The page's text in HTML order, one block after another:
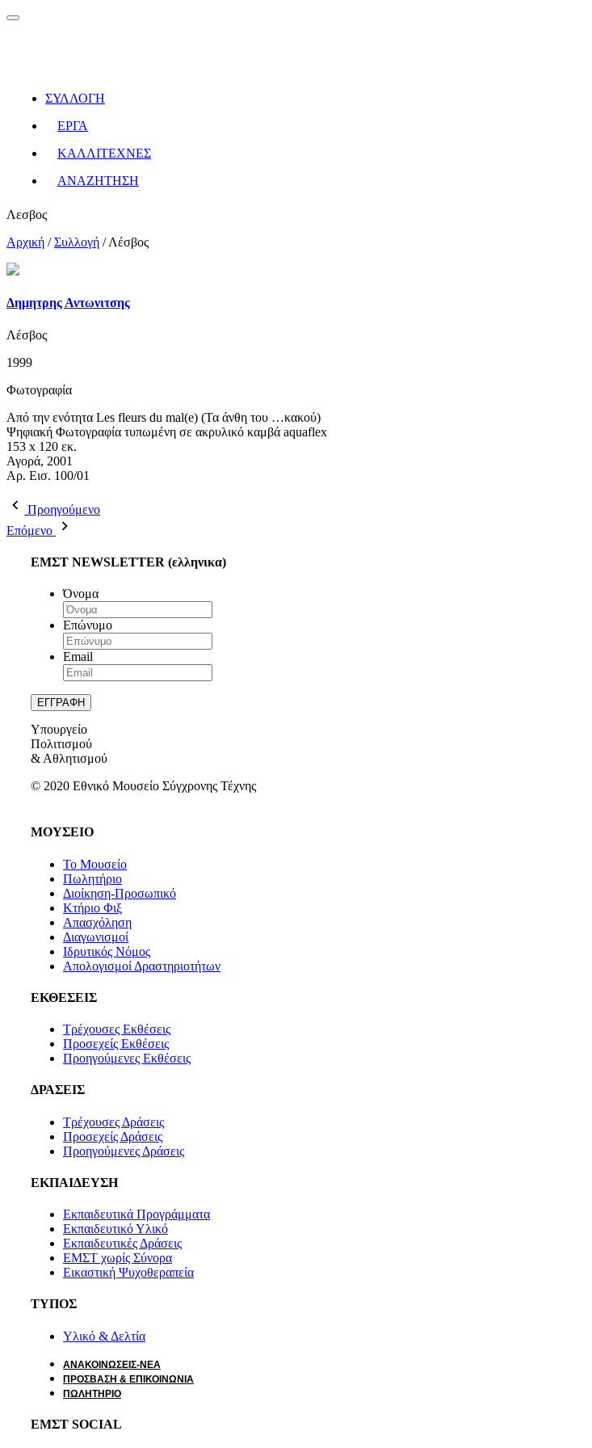
ΣΥΛΛΟΓΗ
ΕΡΓΑ
ΚΑΛΛΙΤΕΧΝΕΣ
ΑΝΑΖΗΤΗΣΗ
Λεσβος
Αρχική /Συλλογή /Λέσβος
Δημητρης Αντωνιτσης
Λέσβος
1999
Φωτογραφία
Από την ενότητα Les fleurs du mal(e) (Τα άνθη του …κακού)
Ψηφιακή Φωτογραφία τυπωμένη σε ακρυλικό καμβά aquaflex
153 x 120 εκ.
Αγορά, 2001
Αρ. Εισ. 100/01
Προηγούμενο
Επόμενο
ΕΜΣΤ NEWSLETTER (ελληνικα)
Όνομα
Επώνυμο
Email
Υπουργείο
Πολιτισμού
& Αθλητισμού
© 2020 Εθνικό Μουσείο Σύγχρονης Τέχνης
ΜΟΥΣΕΙΟ
Το Μουσείο
Πωλητήριο
Διοίκηση-Προσωπικό
Κτήριο Φιξ
Απασχόληση
Διαγωνισμοί
Ιδρυτικός Νόμος
Απολογισμοί Δραστηριοτήτων
ΕΚΘΕΣΕΙΣ
Τρέχουσες Εκθέσεις
Προσεχείς Εκθέσεις
Προηγούμενες Εκθέσεις
ΔΡΑΣΕΙΣ
Τρέχουσες Δράσεις
Προσεχείς Δράσεις
Προηγούμενες Δράσεις
ΕΚΠΑΙΔΕΥΣΗ
Εκπαιδευτικά Προγράμματα
Εκπαιδευτικό Υλικό
Εκπαιδευτικές Δράσεις
ΕΜΣΤ χωρίς Σύνορα
Εικαστική Ψυχοθεραπεία
ΤΥΠΟΣ
Υλικό & Δελτία
ΑΝΑΚΟΙΝΩΣΕΙΣ-ΝΕΑ
ΠΡΟΣΒΑΣΗ & ΕΠΙΚΟΙΝΩΝΙΑ
ΠΩΛΗΤΗΡΙΟ
ΕΜΣΤ SOCIAL